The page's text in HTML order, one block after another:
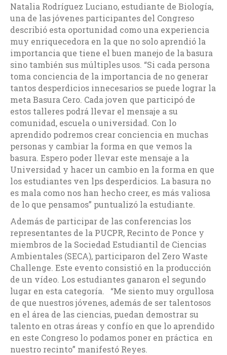
Natalia Rodríguez Luciano, estudiante de Biología,
una de las jóvenes participantes del Congreso
describió esta oportunidad como una experiencia
muy enriquecedora en la que no solo aprendió la
importancia que tiene el buen manejo de la basura
sino también sus múltiples usos. “Si cada persona
toma conciencia de la importancia de no generar
tantos desperdicios innecesarios se puede lograr la
meta Basura Cero. Cada joven que participó de
estos talleres podrá llevar el mensaje a su
comunidad, escuela o universidad. Con lo
aprendido podremos crear conciencia en muchas
personas y cambiar la forma en que vemos la
basura. Espero poder llevar este mensaje a la
Universidad y hacer un cambio en la forma en que
los estudiantes ven lps desperdicios. La basura no
es mala como nos han hecho creer, es más valiosa
de lo que pensamos” puntualizó la estudiante.
Además de participar de las conferencias los
representantes de la PUCPR, Recinto de Ponce y
miembros de la Sociedad Estudiantil de Ciencias
Ambientales (SECA), participaron del Zero Waste
Challenge. Este evento consistió en la producción
de un vídeo. Los estudiantes ganaron el segundo
lugar en esta categoría. “Me siento muy orgullosa
de que nuestros jóvenes, además de ser talentosos
en el área de las ciencias, puedan demostrar su
talento en otras áreas y confío en que lo aprendido
en este Congreso lo podamos poner en práctica en
nuestro recinto” manifestó Reyes.